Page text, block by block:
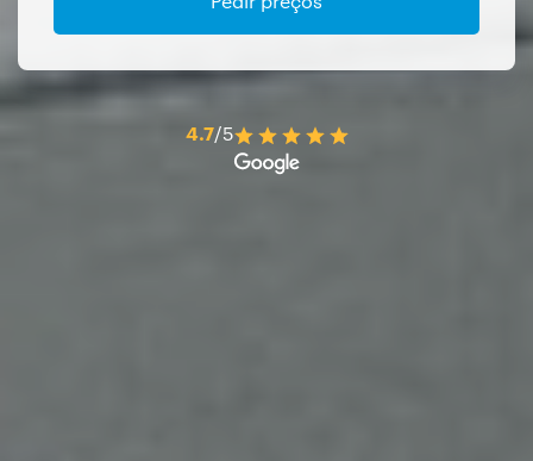
4.7/5